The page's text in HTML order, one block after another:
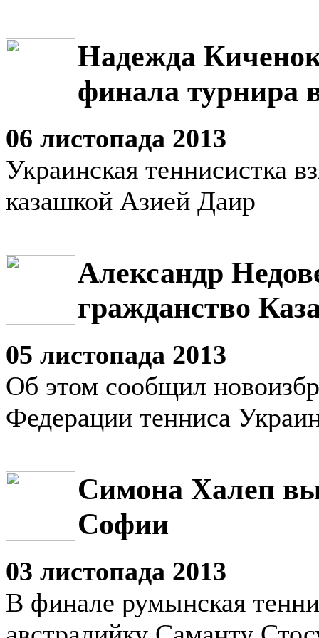
Надежда
финала турнира
06 листопада 2013
Украинская теннисистка
казашкой Азией Даир
Александр
гражданство
05 листопада 2013
Об этом сообщил
Федерации тенниса
Симона Халеп
Софии
03 листопада 2013
В финале румынская